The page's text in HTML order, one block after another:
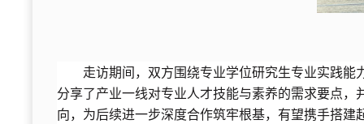
走访期间，双方围绕专业学位研究生专业实践
分享了产业一线对专业人才技能与素养的需求要点，
向，为后续进一步深度合作筑牢根基，有望携手搭